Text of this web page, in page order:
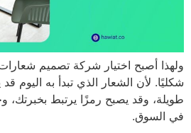
أصبح اختيار شركة تصميم شعارات قرارًا
لأن الشعار الذي تبدأ به اليوم قد
وقد يصبح رمزًا يرتبط بخبرتك،